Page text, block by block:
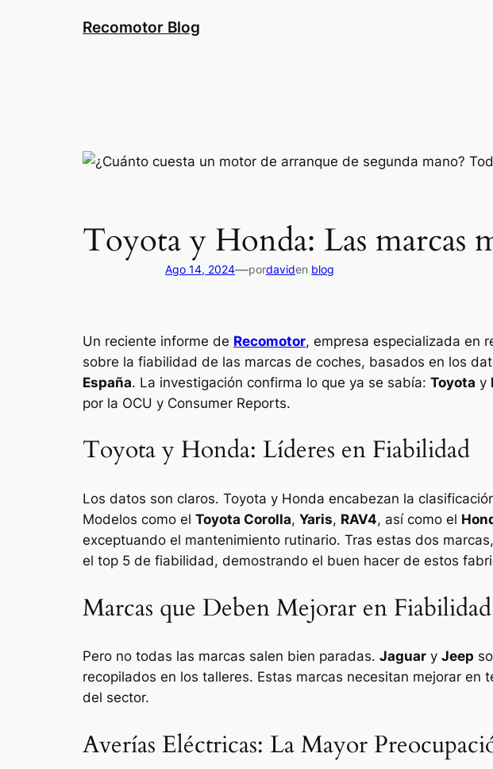
Recomotor Blog
Toyota y Honda: Las marcas
Ago 14, 2024—pordaviden blog
Un reciente informe de Recomotor, empresa especializada en
sobre la fiabilidad de las marcas de coches, basados en los
España. La investigación confirma lo que ya se sabía: Toyota y
por la OCU y Consumer Reports.
Toyota y Honda: Líderes en Fiabilidad
Los datos son claros. Toyota y Honda encabezan la
Modelos como el Toyota Corolla, Yaris, RAV4, así como el
exceptuando el mantenimiento rutinario. Tras estas dos
el top 5 de fiabilidad, demostrando el buen hacer de estos
Marcas que Deben Mejorar en Fiabilidad
Pero no todas las marcas salen bien paradas. Jaguar y Jeep
recopilados en los talleres. Estas marcas necesitan mejorar
del sector.
Averías Eléctricas: La Mayor